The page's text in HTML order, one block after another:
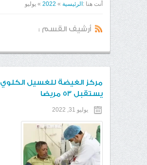
أنت هنا : الرئيسية »
2022
» يوليو
أرشيف القسم :
مركز الغيضة للغسيل الكلوي
يستقبل 53 مريضا
يوليو 31, 2022